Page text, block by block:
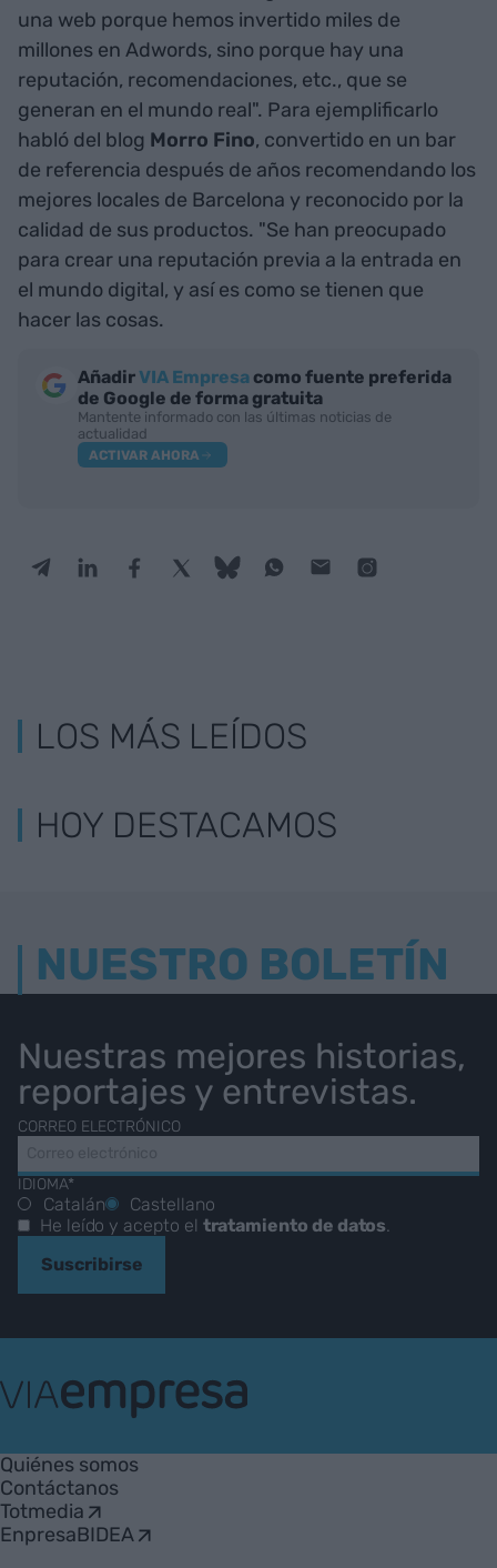
una web porque hemos invertido miles de
millones en Adwords, sino porque hay una
reputación, recomendaciones, etc., que se
generan en el mundo real". Para ejemplificarlo
habló del blog Morro Fino, convertido en un bar
de referencia después de años recomendando los
mejores locales de Barcelona y reconocido por la
calidad de sus productos. "Se han preocupado
para crear una reputación previa a la entrada en
el mundo digital, y así es como se tienen que
hacer las cosas.
AñadirVIA Empresa como fuente preferida
de Google de forma gratuita
Mantente informado con las últimas noticias de
actualidad
ACTIVAR AHORA
LOS MÁS LEÍDOS
HOY DESTACAMOS
NUESTRO BOLETÍN
Nuestras mejores historias,
reportajes y entrevistas.
CORREO ELECTRÓNICO
IDIOMA*
Catalán
Castellano
He leído y acepto el tratamiento de datos.
Suscribirse
Empresa
Quiénes somos
Contáctanos
Totmedia
EnpresaBIDEA